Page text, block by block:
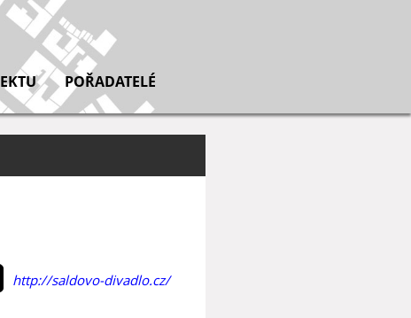
POŘADATELÉ
http://saldovo-divadlo.cz/